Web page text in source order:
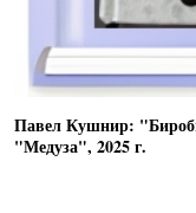
Павел Кушнир:
"Медуза", 2025 г.